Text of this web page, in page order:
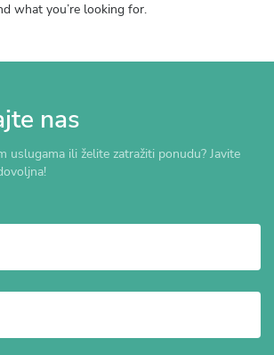
what you’re looking for.
nas
uslugama ili želite zatražiti ponudu? Javite